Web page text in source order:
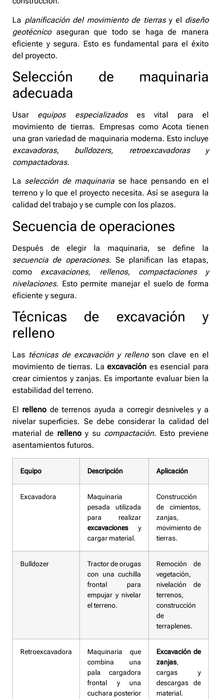
La planificación del movimiento de tierrasy el diseño
geotécnicoaseguran que todo se haga de manera
eficiente y segura. Esto es fundamental para el éxito
del proyecto.
Selección de maquinaria
adecuada
Usar equipos especializadoses vital para el
movimiento de tierras. Empresas como Acota tienen
una gran variedad de maquinaria moderna. Esto incluye
excavadoras, bulldozers, retroexcavadoras y
compactadoras.
La selección de maquinaria se hace pensando en el
terreno y lo que el proyecto necesita. Así se asegura la
calidad del trabajo y se cumple con los plazos.
Secuencia de operaciones
Después de elegir la maquinaria, se define la
secuencia de operaciones. Se planifican las etapas,
como excavaciones, rellenos, compactaciones y
nivelaciones. Esto permite manejar el suelo de forma
eficiente y segura.
Técnicas de excavación y
relleno
Las técnicas de excavación y rellenoson clave en el
movimiento de tierras. Laexcavación es esencial para
crear cimientos y zanjas. Es importante evaluar bien la
estabilidad del terreno.
El rellenode terrenos ayuda a corregir desniveles y a
nivelar superficies. Se debe considerar la calidad del
material de relleno y su compactación. Esto previene
asentamientos futuros.
Equipo Descripción Aplicación
Excavadora
Maquinaria
pesada utilizada
para realizar
excavaciones y
cargar material.
Construcción
de cimientos,
zanjas,
movimiento de
tierras.
Bulldozer
Tractor de orugas
con una cuchilla
frontal para
empujar y nivelar
el terreno.
Remoción de
vegetación,
nivelación de
terrenos,
construcción
de
terraplenes.
Retroexcavadora
Maquinaria que
combina una
pala cargadora
frontal y una
cuchara posterior
Excavación de
zanjas,
cargas y
descargas de
material.